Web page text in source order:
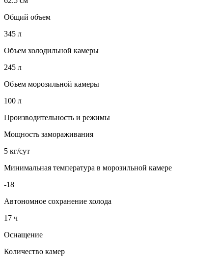
Общий объем
345 л
Объем холодильной камеры
245 л
Объем морозильной камеры
100 л
Производительность и режимы
Мощность замораживания
5 кг/сут
Минимальная температура в морозильной камере
-18
Автономное сохранение холода
17 ч
Оснащение
Количество камер